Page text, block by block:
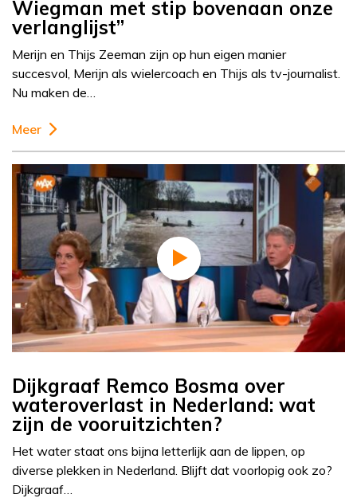
Wiegman met stip bovenaan onze
verlanglijst”
Merijn en Thijs Zeeman zijn op hun eigen manier
succesvol, Merijn als wielercoach en Thijs als tv-journalist.
Nu maken de…
Meer
Dijkgraaf Remco Bosma over
wateroverlast in Nederland: wat
zijn de vooruitzichten?
Het water staat ons bijna letterlijk aan de lippen, op
diverse plekken in Nederland. Blijft dat voorlopig ook zo?
Dijkgraaf…